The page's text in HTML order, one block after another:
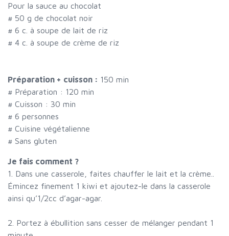
Pour la sauce au chocolat
# 50 g de chocolat noir
# 6 c. à soupe de lait de riz
# 4 c. à soupe de crème de riz
Préparation + cuisson : 150 min
# Préparation : 120 min
# Cuisson : 30 min
# 6 personnes
# Cuisine végétalienne
# Sans gluten
Je fais comment ?
1. Dans une casserole, faites chauffer le lait et la crème..
Émincez finement 1 kiwi et ajoutez-le dans la casserole
ainsi qu’1/2cc d’agar-agar.
2. Portez à ébullition sans cesser de mélanger pendant 1